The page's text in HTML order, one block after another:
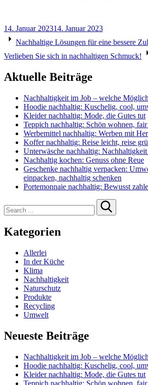
14. Januar 202314. Januar 2023
Beitragsnavigation
Nachhaltige Lösungen für eine bessere
Verlieben Sie sich in nachhaltigen Schmuck!
Aktuelle Beiträge
Nachhaltigkeit im Job – welche
Hoodie nachhaltig: Kuschelig, cool,
Kleider nachhaltig: Mode, die Gutes tut
Teppich nachhaltig: Schön wohnen, fair
Werbemittel nachhaltig: Werben mit
Koffer nachhaltig: Reise leicht, reise
Unterwäsche nachhaltig:
Nachhaltig kochen: Genuss ohne Reue
Geschenke nachhaltig verpacken:
einpacken, nachhaltig schenken
Portemonnaie nachhaltig: Bewusst
for:
Kategorien
Allerlei
In der Küche
Klima
Nachhaltigkeit
Naturschutz
Produkte
Recycling
Umwelt
Neueste Beiträge
Nachhaltigkeit im Job – welche
Hoodie nachhaltig: Kuschelig, cool,
Kleider nachhaltig: Mode, die Gutes tut
Teppich nachhaltig: Schön wohnen, fair